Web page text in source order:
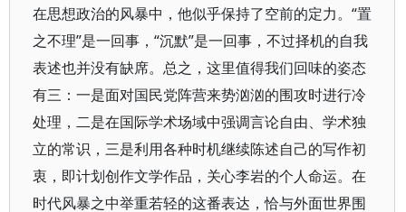
在思想政治的风暴中，他似乎保持了空前的定力。“置
之不理”是一回事，“沉默”是一回事，不过择机的自我
表述也并没有缺席。总之，这里值得我们回味的姿态
有三：一是面对国民党阵营来势汹汹的围攻时进行冷
处理，二是在国际学术场域中强调言论自由、学术独
立的常识，三是利用各种时机继续陈述自己的写作初
衷，即计划创作文学作品，关心李岩的个人命运。在
时代风暴之中举重若轻的这番表达，恰与外面世界围